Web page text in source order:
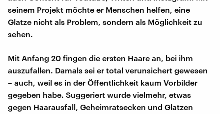
seinem Projekt möchte er Menschen helfen, eine
Glatze nicht als Problem, sondern als Möglichkeit zu
sehen.
Mit Anfang 20 fingen die ersten Haare an, bei ihm
auszufallen. Damals sei er total verunsichert gewesen
– auch, weil es in der Öffentlichkeit kaum Vorbilder
gegeben habe. Suggeriert wurde vielmehr, etwas
gegen Haarausfall, Geheimratsecken und Glatzen